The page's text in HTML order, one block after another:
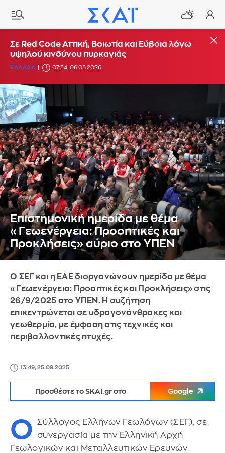
Σε Red Code Αττική, Βοιωτία και Εύβοια λόγω
υψηλού κινδύνου πυρκαγιάς
ΕΛΛΑΔΑ 07:34, 06.08.2026
Επιστημονική ημερίδα με θέμα
«Γεωενέργεια: Προοπτικές και
Προκλήσεις» αύριο στο ΥΠΕΝ
Ο ΣΕΓ και η ΕΑΕ διοργανώνουν ημερίδα με θέμα
«Γεωενέργεια: Προοπτικές και Προκλήσεις» στις
26/9/2025 στο ΥΠΕΝ. Η συζήτηση
επικεντρώνεται σε υδρογονάνθρακες και
γεωθερμία, με έμφαση στις τεχνικές και
περιβαλλοντικές πτυχές.
13:49, 25.09.2025
Προσθέστε το SKAI.gr στο Google
Ο Σύλλογος Ελλήνων Γεωλόγων (ΣΕΓ), σε
συνεργασία με την Ελληνική Αρχή
Γεωλογικών και Μεταλλευτικών Ερευνών